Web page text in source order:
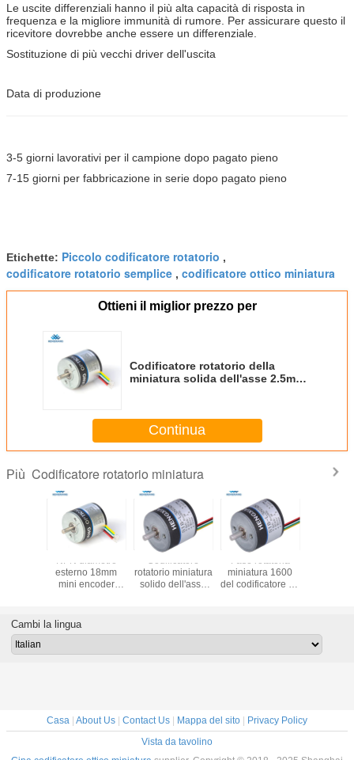
Le uscite differenziali hanno il più alta capacità di risposta in
frequenza e la migliore immunità di rumore. Per assicurare questo il
ricevitore dovrebbe anche essere un differenziale.
Sostituzione di più vecchi driver dell'uscita
Data di produzione
3-5 giorni lavorativi per il campione dopo pagato pieno
7-15 giorni per fabbricazione in serie dopo pagato pieno
Etichette: Piccolo codificatore rotatorio ,
codificatore rotatorio semplice , codificatore ottico miniatura
Ottieni il miglior prezzo per
Codificatore rotatorio della
miniatura solida dell'asse 2.5mm
Continua
Più Codificatore rotatorio miniatura
esterno 18mm
mini encoder
60ppr 3.3Vdc
rotatorio miniatura
solido dell'asse
miniatura 1600
del codificatore ab
Cambi la lingua
Casa | About Us | Contact Us | Mappa del sito | Privacy Policy
Vista da tavolino